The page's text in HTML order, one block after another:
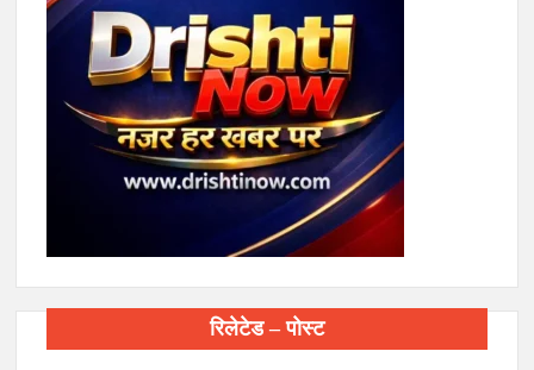
रिलेटेड – पोस्ट